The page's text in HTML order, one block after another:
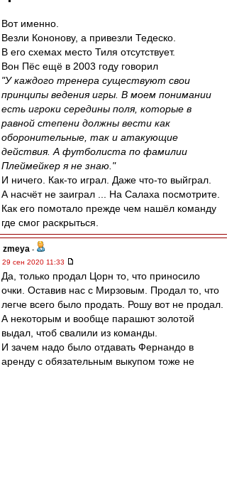
Вот именно.
Везли Кононову, а привезли Тедеско.
В его схемах место Тиля отсутствует.
Вон Пёс ещё в 2003 году говорил
"У каждого тренера существуют свои
принципы ведения игры. В моем понимании
есть игроки середины поля, которые в
равной степени должны вести как
оборонительные, так и атакующие
действия. А футболиста по фамилии
Плеймейкер я не знаю."
И ничего. Как-то играл. Даже что-то выйграл.
А насчёт не заиграл ... На Салаха посмотрите.
Как его помотало прежде чем нашёл команду
где смог раскрыться.
zmeya -
29 сен 2020 11:33
Да, только продал Цорн то, что приносило
очки. Оставив нас с Мирзовым. Продал то, что
легче всего было продать. Рошу вот не продал.
А некоторым и вообще парашют золотой
выдал, чтоб свалили из команды.
И зачем надо было отдавать Фернандо в
аренду с обязательным выкупом тоже не